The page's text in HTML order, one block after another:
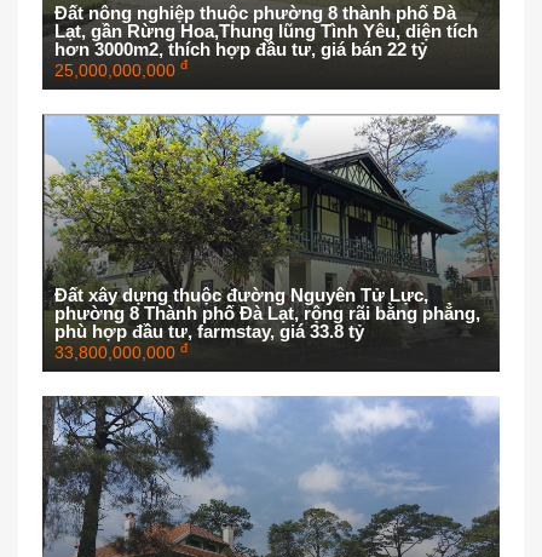
Đất nông nghiệp thuộc phường 8 thành phố Đà
Lạt, gần Rừng Hoa,Thung lũng Tình Yêu, diện tích
hơn 3000m2, thích hợp đầu tư, giá bán 22 tỷ
25,000,000,000 đ
Đất xây dựng thuộc đường Nguyên Tử Lực,
phường 8 Thành phố Đà Lạt, rộng rãi bằng phẳng,
phù hợp đầu tư, farmstay, giá 33.8 tỷ
33,800,000,000 đ